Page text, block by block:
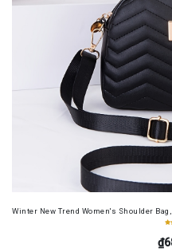
Winter New Trend Women's Shoulder